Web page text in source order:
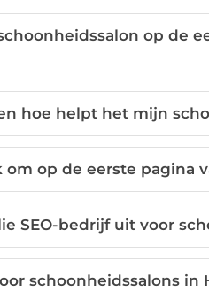
op de
hoe helpt het mijn
op de eerste pagina
SEO-bedrijf uit voor
schoonheidssalons